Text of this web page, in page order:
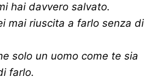
hai davvero salvato.
mai riuscita a farlo senza di
solo un uomo come te sia
farlo.